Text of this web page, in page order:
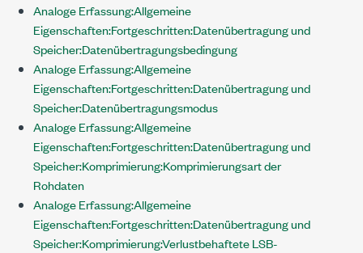
Analoge Erfassung:Allgemeine
Eigenschaften:Fortgeschritten:Datenübertragung und
Speicher:Datenübertragungsbedingung
Analoge Erfassung:Allgemeine
Eigenschaften:Fortgeschritten:Datenübertragung und
Speicher:Datenübertragungsmodus
Analoge Erfassung:Allgemeine
Eigenschaften:Fortgeschritten:Datenübertragung und
Speicher:Komprimierung:Komprimierungsart der
Rohdaten
Analoge Erfassung:Allgemeine
Eigenschaften:Fortgeschritten:Datenübertragung und
Speicher:Komprimierung:Verlustbehaftete LSB-